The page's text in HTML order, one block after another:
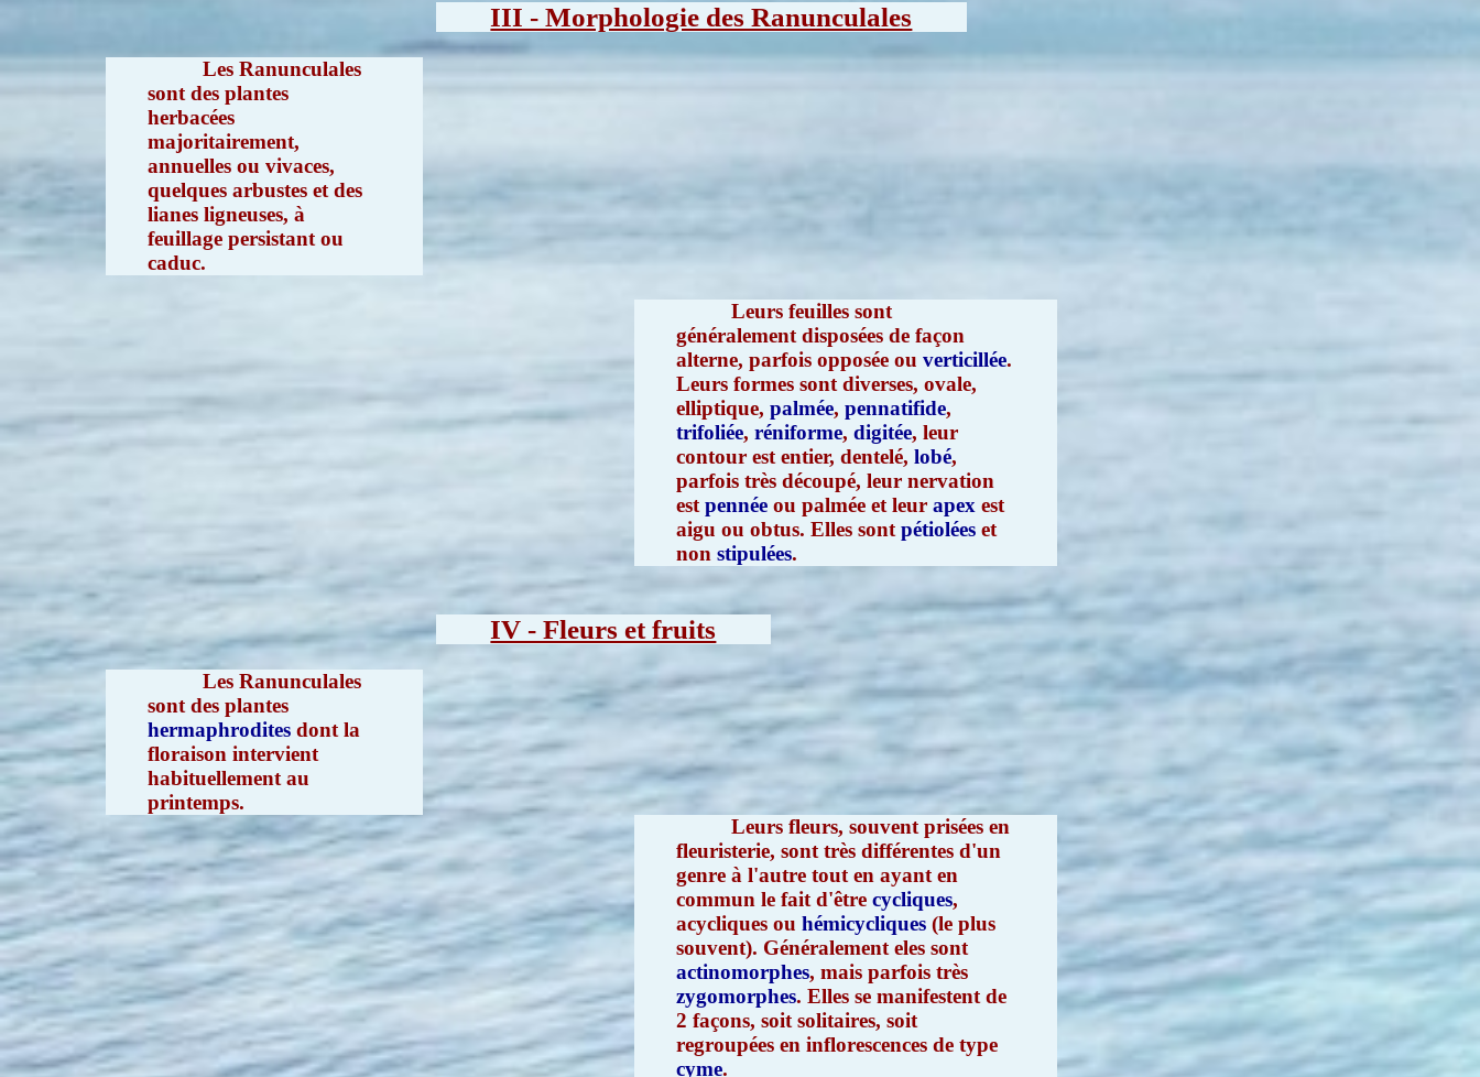
III - Morphologie des Ranunculales
Les Ranunculales
sont des plantes
herbacées
majoritairement,
annuelles ou vivaces,
quelques arbustes et des
lianes ligneuses, à
feuillage persistant ou
caduc.
Leurs feuilles sont
généralement disposées de façon
alterne, parfois opposée ouverticillée.
Leurs formes sont diverses, ovale,
elliptique,palmée,pennatifide,
trifoliée,réniforme,digitée, leur
contour est entier, dentelé,lobé,
parfois très découpé, leur nervation
estpennée ou palmée et leurapex est
aigu ou obtus. Elles sontpétiolées et
nonstipulées.
IV - Fleurs et fruits
Les Ranunculales
sont des plantes
hermaphrodites dont la
floraison intervient
habituellement au
printemps.
Leurs fleurs, souvent prisées en
fleuristerie, sont très différentes d'un
genre à l'autre tout en ayant en
commun le fait d'êtrecycliques,
acycliques ouhémicycliques (le plus
souvent). Généralement eles sont
actinomorphes, mais parfois très
zygomorphes. Elles se manifestent de
2 façons, soit solitaires, soit
regroupées en inflorescences de type
cyme.